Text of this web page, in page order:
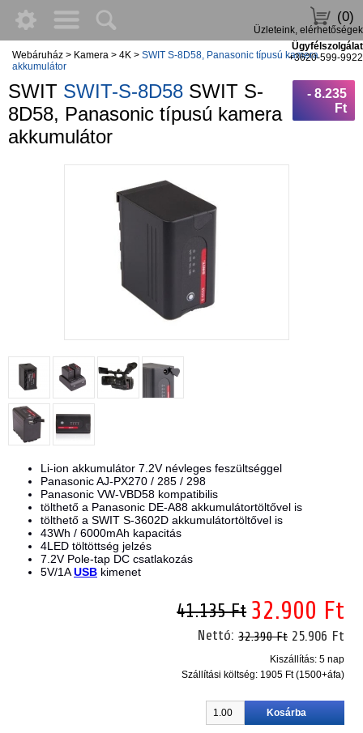
(0)
Üzleteink, elérhetőségek
Ügyfélszolgálat
+3620-599-9922
Webáruház > Kamera > 4K > SWIT S-8D58, Panasonic típusú kamera
akkumulátor
SWIT SWIT-S-8D58 SWIT S-
8D58, Panasonic típusú kamera
akkumulátor
- 8.235
Ft
Li-ion akkumulátor 7.2V névleges feszültséggel
Panasonic AJ-PX270 / 285 / 298
Panasonic VW-VBD58 kompatibilis
tölthető a Panasonic DE-A88 akkumulátortöltővel is
tölthető a SWIT S-3602D akkumulátortöltővel is
43Wh / 6000mAh kapacitás
4LED töltöttség jelzés
7.2V Pole-tap DC csatlakozás
5V/1AUSB kimenet
41.135 Ft 32.900 Ft
Nettó:32.390 Ft 25.906 Ft
Kiszállítás: 5 nap
Szállítási költség: 1905 Ft (1500+áfa)